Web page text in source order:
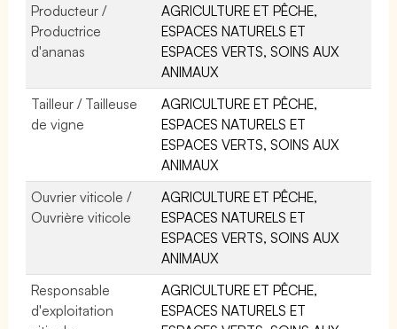
Producteur /
Productrice
d'ananas
AGRICULTURE ET PÊCHE,
ESPACES NATURELS ET
ESPACES VERTS, SOINS AUX
ANIMAUX
Tailleur / Tailleuse
de vigne
AGRICULTURE ET PÊCHE,
ESPACES NATURELS ET
ESPACES VERTS, SOINS AUX
ANIMAUX
Ouvrier viticole /
Ouvrière viticole
AGRICULTURE ET PÊCHE,
ESPACES NATURELS ET
ESPACES VERTS, SOINS AUX
ANIMAUX
Responsable
d'exploitation
AGRICULTURE ET PÊCHE,
ESPACES NATURELS ET